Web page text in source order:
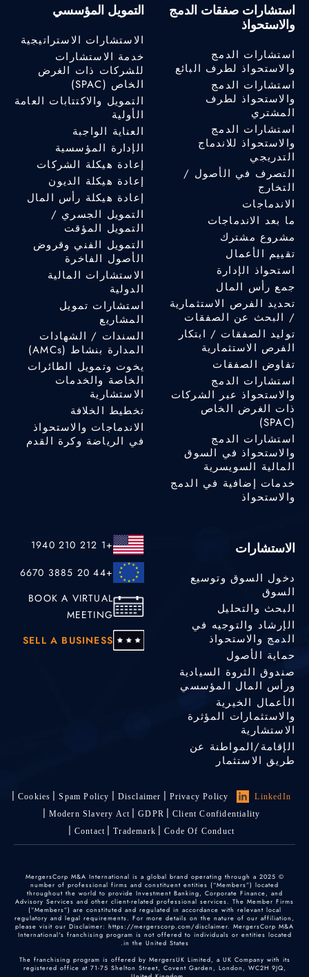
استشارات صفقات الدمج
والاستحواذ
استشارات الدمج
والاستحواذ لطرف البائع
استشارات الدمج
والاستحواذ لطرف
المشتري
استشارات الدمج
والاستحواذ للاندماج
التدريجي
التصرف في الأصول /
التخارج
الاندماجات
ما بعد الاندماجات
مشروع مشترك
تقييم الأعمال
استحواذ الإدارة
جمع رأس المال
تحديد الفرص الاستثمارية
/ البحث عن الصفقات
توليد الصفقات / ابتكار
الفرص الاستثمارية
تفاوض الصفقات
استشارات الدمج
والاستحواذ عبر الشركات
ذات الغرض الخاص
(SPAC)
استشارات الدمج
والاستحواذ في السوق
المالية السويسرية
خدمات إضافية في الدمج
والاستحواذ
التمويل المؤسسي
الاستشارات الاستراتيجية
خدمة الاستشارات
للشركات ذات الغرض
الخاص (SPAC)
التمويل والاكتتابات العامة
الأولية
العناية الواجبة
الإدارة المؤسسية
إعادة هيكلة الشركات
إعادة هيكلة الديون
إعادة هيكلة رأس المال
التمويل الجسري /
التمويل المؤقت
التمويل الفني وقروض
الأصول الفاخرة
الاستشارات المالية
الدولية
استشارات تمويل
المشاريع
السندات / الشهادات
المدارة بنشاط (AMCs)
يخوت وتمويل الطائرات
الخاصة والخدمات
الاستشارية
تخطيط الخلافة
الاندماجات والاستحواذ
في الرياضة وكرة القدم
الاستشارات
دخول السوق وتوسيع
السوق
البحث والتحليل
الإرشاد والتوجيه في
الدمج والاستحواذ
حماية الأصول
صندوق الثروة السيادية
ورأس المال المؤسسي
الأعمال الخيرية
والاستثمارات المؤثرة
الاستشارية
الإقامة/المواطنة عن
طريق الاستثمار
+1 212 210 1940
+44 20 3885 6670
BOOK A VIRTUAL
MEETING
SELL A BUSINESS
LinkedIn
Privacy Policy
Disclaimer
Spam Policy
Cookies
Client Confidentiality
GDPR
Modern Slavery Act
Code Of Conduct
Trademark
Contact
© 2025 MergersCorp M&A International is a global brand operating through a
number of professional firms and constituent entities (“Members”) located
throughout the world to provide Investment Banking, Corporate Finance, and
Advisory Services and other client-related professional services. The Member Firms
(“Members”) are constituted and regulated in accordance with relevant local
regulatory and legal requirements. For more details on the nature of our affiliation,
please visit our Disclaimer: https://mergerscorp.com/disclaimer. MergersCorp M&A
International's franchising program is not offered to individuals or entities located
in the United States.
The franchising program is offered by MergersUK Limited, a UK Company with its
registered office at 71-75 Shelton Street, Covent Garden, London, WC2H 9JQ,